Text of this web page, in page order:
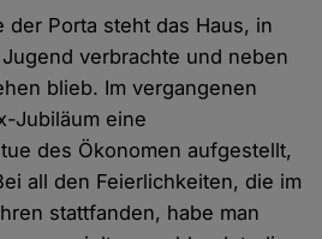
der Porta steht das Haus, in
verbrachte und neben
blieb. Im vergangenen
Jubiläum eine
des Ökonomen aufgestellt,
all den Feierlichkeiten, die im
stattfanden, habe man